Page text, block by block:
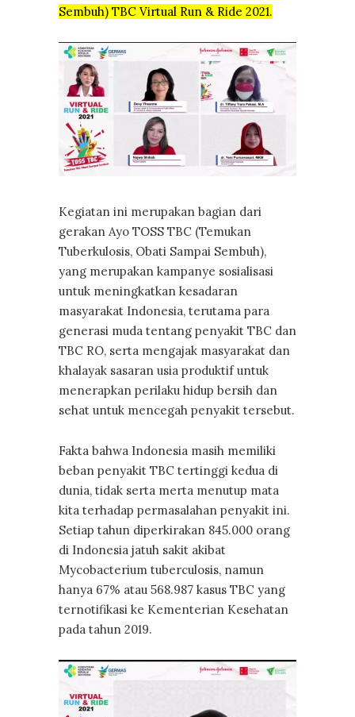
Sembuh) TBC Virtual Run & Ride 2021.
Kegiatan ini merupakan bagian dari
gerakan Ayo TOSS TBC (Temukan
Tuberkulosis, Obati Sampai Sembuh),
yang merupakan kampanye sosialisasi
untuk meningkatkan kesadaran
masyarakat Indonesia, terutama para
generasi muda tentang penyakit TBC dan
TBC RO, serta mengajak masyarakat dan
khalayak sasaran usia produktif untuk
menerapkan perilaku hidup bersih dan
sehat untuk mencegah penyakit tersebut.
Fakta bahwa Indonesia masih memiliki
beban penyakit TBC tertinggi kedua di
dunia, tidak serta merta menutup mata
kita terhadap permasalahan penyakit ini.
Setiap tahun diperkirakan 845.000 orang
di Indonesia jatuh sakit akibat
Mycobacterium tuberculosis, namun
hanya 67% atau 568.987 kasus TBC yang
ternotifikasi ke Kementerian Kesehatan
pada tahun 2019.